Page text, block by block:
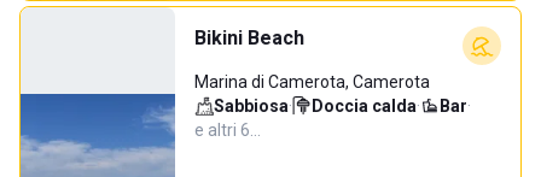
Bikini Beach
Marina di Camerota, Camerota
Sabbiosa· Doccia calda· Bar·
e altri 6…